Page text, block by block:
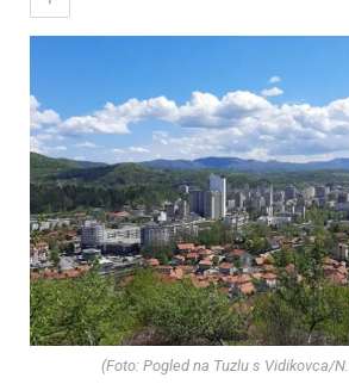
(Foto: Pogled na Tuzlu s Vidikovca/